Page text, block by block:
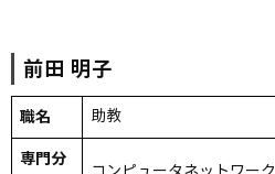
前田 明子
職名 助教
専門分